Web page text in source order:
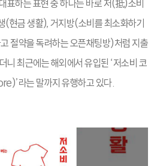
표하는 표현 중 하나는 바로 저(抵)소비
(현금 생활), 거지방(소비를 최소화하기
절약을 독려하는 오픈채팅방)처럼 지출
니 최근에는 해외에서 유입된 ‘저소비 코
라는 말까지 유행하고 있다.